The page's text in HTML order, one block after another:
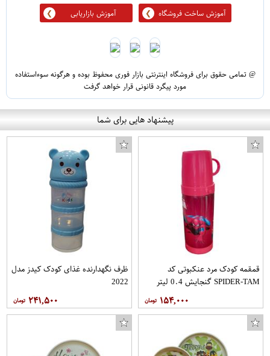
آموزش ساخت فروشگاه آموزش بازاریابی
@ تمامی حقوق برای فروشگاه اینترنتی بازار فوری محفوظ بوده و هرگونه سوءاستفاده
مورد پیگرد قانونی قرار خواهد گرفت
پیشنهاد هایی برای شما
قمقمه کودک مرد عنکبوتی کد
SPIDER-TAM گنجایش 0.4 لیتر
۱۵۴,۰۰۰
ظرف نگهدارنده غذای کودک کیدز مدل
2022
۲۴۱,۵۰۰